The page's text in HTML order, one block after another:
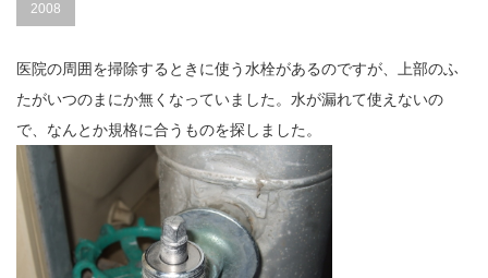
2008
医院の周囲を掃除するときに使う水栓があるのですが、上部のふ
たがいつのまにか無くなっていました。水が漏れて使えないの
で、なんとか規格に合うものを探しました。